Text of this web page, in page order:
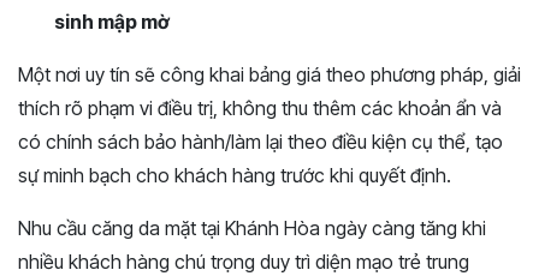
sinh mập mờ
Một nơi uy tín sẽ công khai bảng giá theo phương pháp, giải
thích rõ phạm vi điều trị, không thu thêm các khoản ẩn và
có chính sách bảo hành/làm lại theo điều kiện cụ thể, tạo
sự minh bạch cho khách hàng trước khi quyết định.
Nhu cầu căng da mặt tại Khánh Hòa ngày càng tăng khi
nhiều khách hàng chú trọng duy trì diện mạo trẻ trung